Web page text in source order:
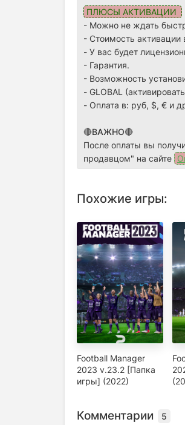
ПЛЮСЫ АКТИВАЦИИ
- Можно не ждать
- Стоимость
- У вас будет
- Гарантия.
- Возможность
- GLOBAL
- Оплата в: руб, $, € и
🔴ВАЖНО🔴
После оплаты вы
продавцом" на сайте
Похожие игры:
Football Manager
2023 v.23.2 [Папка
игры] (2022)
Комментарии 5